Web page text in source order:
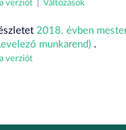
verziót Változások
2018. évben
munkarend) .
verziót